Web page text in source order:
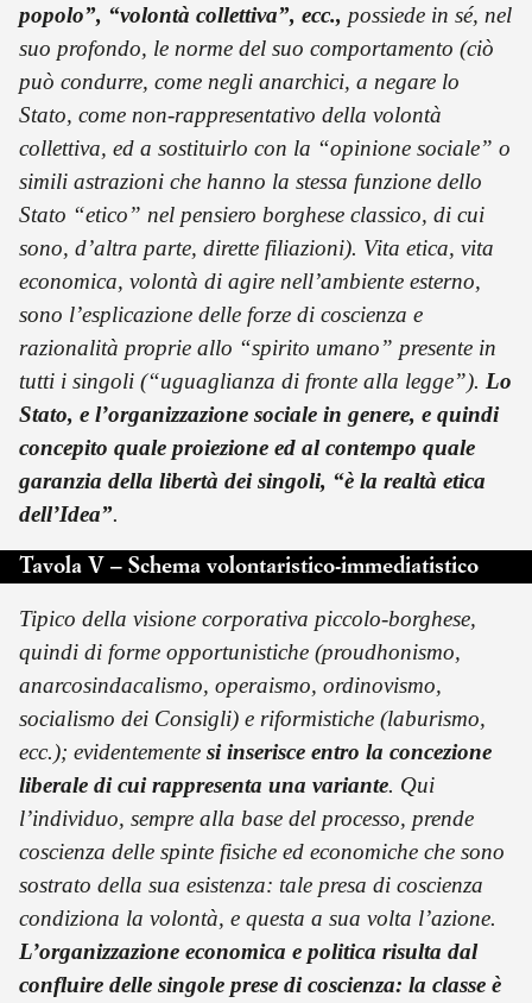
popolo”, “volontà collettiva”, ecc., possiede in sé, nel
suo profondo, le norme del suo comportamento (ciò
può condurre, come negli anarchici, a negare lo
Stato, come non-rappresentativo della volontà
collettiva, ed a sostituirlo con la “opinione sociale” o
simili astrazioni che hanno la stessa funzione dello
Stato “etico” nel pensiero borghese classico, di cui
sono, d’altra parte, dirette filiazioni). Vita etica, vita
economica, volontà di agire nell’ambiente esterno,
sono l’esplicazione delle forze di coscienza e
razionalità proprie allo “spirito umano” presente in
tutti i singoli (“uguaglianza di fronte alla legge”). Lo
Stato, e l’organizzazione sociale in genere, e quindi
concepito quale proiezione ed al contempo quale
garanzia della libertà dei singoli, “è la realtà etica
dell’Idea”.
Tavola V – Schema volontaristico-immediatistico
Tipico della visione corporativa piccolo-borghese,
quindi di forme opportunistiche (proudhonismo,
anarcosindacalismo, operaismo, ordinovismo,
socialismo dei Consigli) e riformistiche (laburismo,
ecc.); evidentemente si inserisce entro la concezione
liberale di cui rappresenta una variante. Qui
l’individuo, sempre alla base del processo, prende
coscienza delle spinte fisiche ed economiche che sono
sostrato della sua esistenza: tale presa di coscienza
condiziona la volontà, e questa a sua volta l’azione.
L’organizzazione economica e politica risulta dal
confluire delle singole prese di coscienza: la classe è